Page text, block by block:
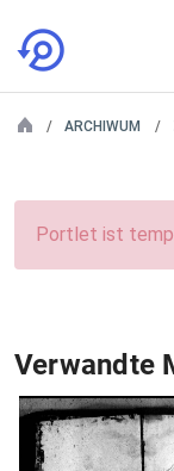
ARCHIWUM
Portlet ist
Verwandte